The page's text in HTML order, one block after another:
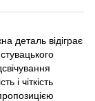
деталь відіграє
і чіткість